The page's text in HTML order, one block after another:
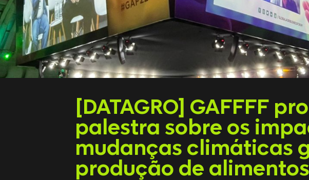
[DATAGRO] GAFFFF
palestra sobre os
mudanças climáticas
produção de alimentos